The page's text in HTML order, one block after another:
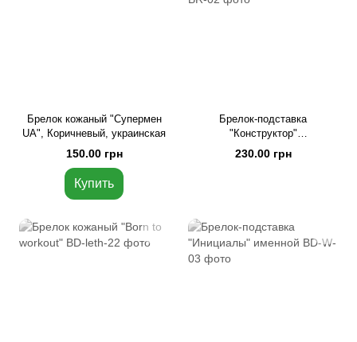
Брелок кожаный "Супермен
UA", Коричневый, украинская
150.00 грн
Купить
Брелок-подставка
"Конструктор"
персонализированный
230.00 грн